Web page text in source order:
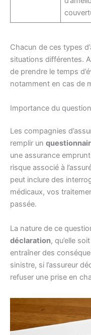
Chacun de ces types
situations différentes.
de prendre le temps
notamment en cas de
Importance du
Les compagnies
remplir un
une assurance
risque associé à
peut inclure des
médicaux, vos
passée.
La nature de ce
déclaration, qu’elle
entraîner des
sinistre, si l’assureur
refuser une prise en